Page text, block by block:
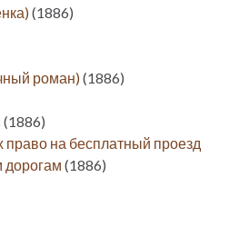
(1886)
роман)(1886)
(1886)
на бесплатный проезд
дорогам (1886)